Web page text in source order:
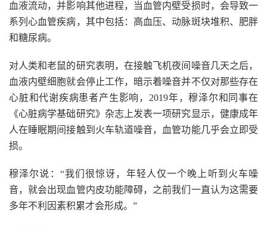
血液流动，并影响其他进程，当血管内壁受损时，会导致一
系列心血管疾病，其中包括：高血压、动脉斑块堆积、肥胖
和糖尿病。
对人类和老鼠的研究表明，在接触飞机夜间噪音几天之后，
血液内壁细胞就会停止工作，暗示着噪音并不仅对那些存在
心脏和代谢疾病患者产生影响，2019年，穆泽尔和同事在
《心脏病学基础研究》杂志上发表一项研究显示，健康成年
人在睡眠期间接触到火车轨道噪音，血管功能几乎会立即受
损。
穆泽尔说：“我们很惊讶，年轻人仅一个晚上听到火车噪
音，就会出现血管内皮功能障碍，之前我们一直认为这需要
多年不利因素积累才会形成。”